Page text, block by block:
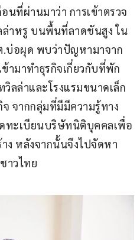
นที่ผ่านมาว่า การเข้าตรวจ
าหรู บนพื้นที่ลาดชันสูง ใน
.บ่อผุด พบว่าปัญหามาจาก
ามาทำธุรกิจเกี่ยวกับที่พัก
ลล่าและโรงแรมขนาดเล็ก
จากกลุ่มที่มีมีความรู้ทาง
ทะเบียนบริษัทนิติบุคคลเพื่อ
ง หลังจากนั้นจึงไปจัดหา
าวไทย